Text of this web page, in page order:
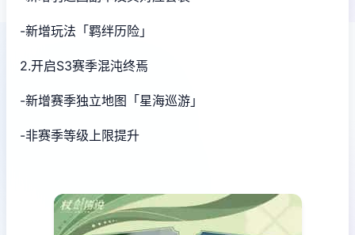
-新增玩法「羁绊历险」
2.开启S3赛季混沌终焉
-新增赛季独立地图「星海巡游」
-非赛季等级上限提升